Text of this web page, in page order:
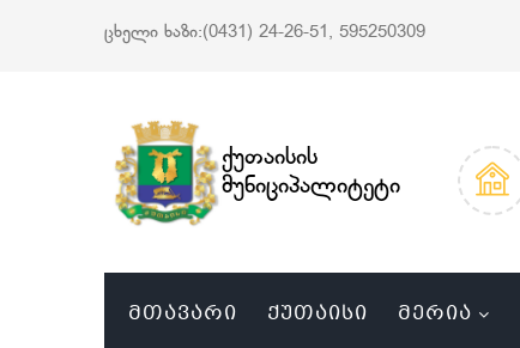
ცხელი ხაზი:(0431) 24-26-51, 595250309
ქუთაისის
მუნიციპალიტეტი
ᲛᲗᲐᲕᲐᲠᲘ ᲥᲣᲗᲐᲘᲡᲘ ᲛᲔᲠᲘᲐ